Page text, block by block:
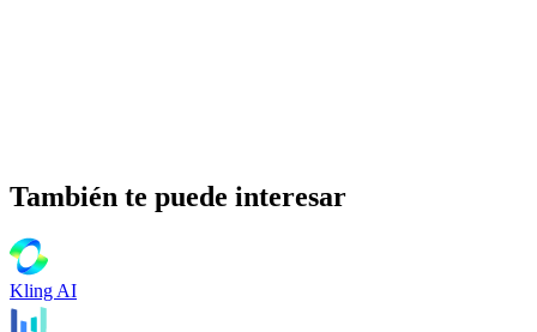
También te puede interesar
Kling AI